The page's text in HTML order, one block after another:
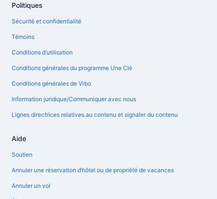
Politiques
Sécurité et confidentialité
Témoins
Conditions d’utilisation
Conditions générales du programme Une Clé
Conditions générales de Vrbo
Information juridique/Communiquer avec nous
Lignes directrices relatives au contenu et signaler du contenu
Aide
Soutien
Annuler une réservation d’hôtel ou de propriété de vacances
Annuler un vol